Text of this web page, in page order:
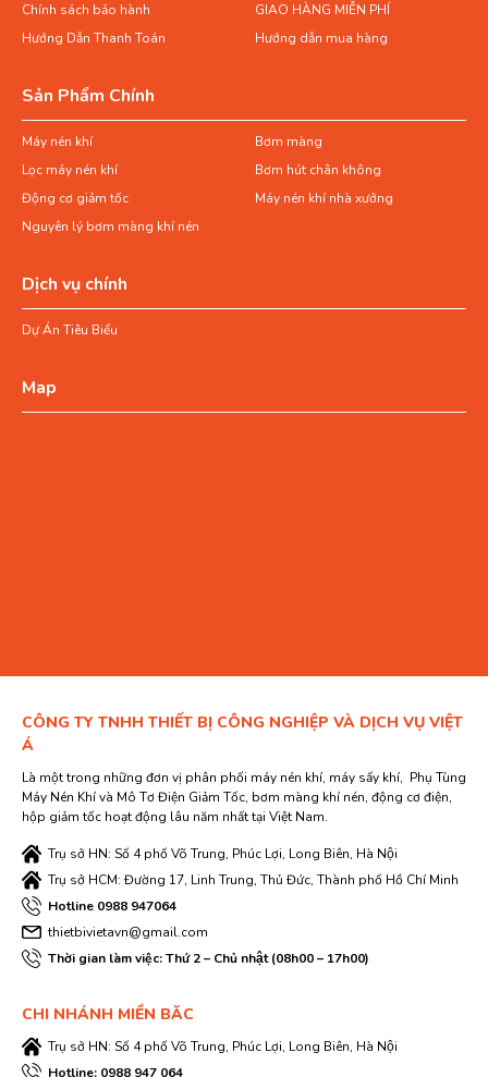
Chính sách bảo hành
GIAO HÀNG MIỄN PHÍ
Hướng Dẫn Thanh Toán
Hướng dẫn mua hàng
Sản Phẩm Chính
Máy nén khí
Bơm màng
Lọc máy nén khí
Bơm hút chân không
Động cơ giảm tốc
Máy nén khí nhà xưởng
Nguyên lý bơm màng khí nén
Dịch vụ chính
Dự Án Tiêu Biểu
Map
CÔNG TY TNHH THIẾT BỊ CÔNG NGHIỆP VÀ DỊCH VỤ VIỆT
Á
Là một trong những đơn vị phân phối máy nén khí, máy sấy khí, Phụ Tùng
Máy Nén Khí và Mô Tơ Điện Giảm Tốc, bơm màng khí nén, động cơ điện,
hộp giảm tốc hoạt động lâu năm nhất tại Việt Nam.
Trụ sở HN: Số 4 phố Võ Trung, Phúc Lợi, Long Biên, Hà Nội
Trụ sở HCM: Đường 17, Linh Trung, Thủ Đức, Thành phố Hồ Chí Minh
Hotline 0988 947064
thietbivietavn@gmail.com
Thời gian làm việc: Thứ 2 – Chủ nhật (08h00 – 17h00)
CHI NHÁNH MIỀN BĂC
Trụ sở HN: Số 4 phố Võ Trung, Phúc Lợi, Long Biên, Hà Nội
Hotline: 0988 947 064